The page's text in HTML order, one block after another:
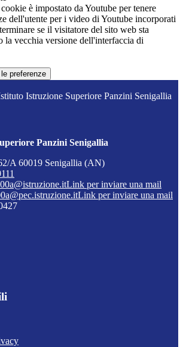
è impostato da Youtube per tenere
dell'utente per i video di Youtube incorporati
se il visitatore del sito web sta
la vecchia versione dell'interfaccia di
preferenze
Istruzione Superiore Panzini Senigallia
Panzini Senigallia
A 60019 Senigallia (AN)
Link per inviare una mail
Link per inviare una mail